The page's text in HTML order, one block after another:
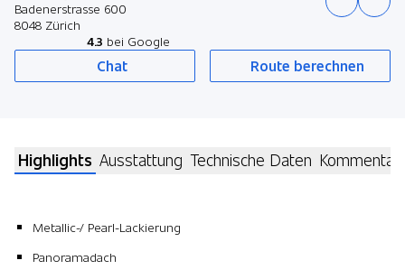
Badenerstrasse 600
8048 Zürich
4.3 bei Google
Chat Route berechnen
Highlights Ausstattung Technische Daten Kommentar
Metallic-/ Pearl-Lackierung
Panoramadach